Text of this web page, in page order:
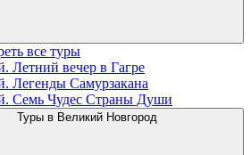
все туры
Летний вечер в Гагре
Легенды Самурзакана
Семь Чудес Страны Души
Туры в Великий Новгород